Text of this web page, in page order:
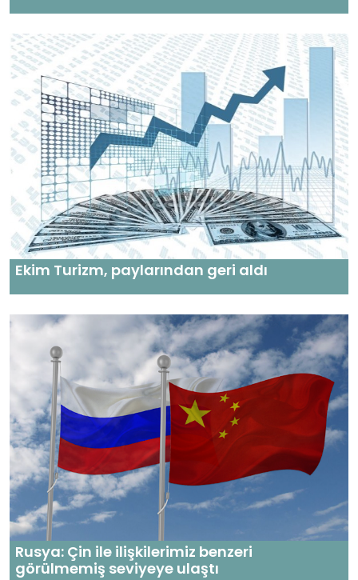
Ekim Turizm, paylarından geri aldı
Rusya: Çin ile ilişkilerimiz benzeri
görülmemiş seviyeye ulaştı